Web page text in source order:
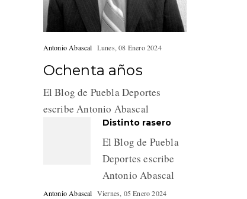
Antonio Abascal Lunes, 08 Enero 2024
Ochenta años
El Blog de Puebla Deportes
escribe Antonio Abascal
Distinto rasero
El Blog de Puebla
Deportes escribe
Antonio Abascal
Antonio Abascal Viernes, 05 Enero 2024